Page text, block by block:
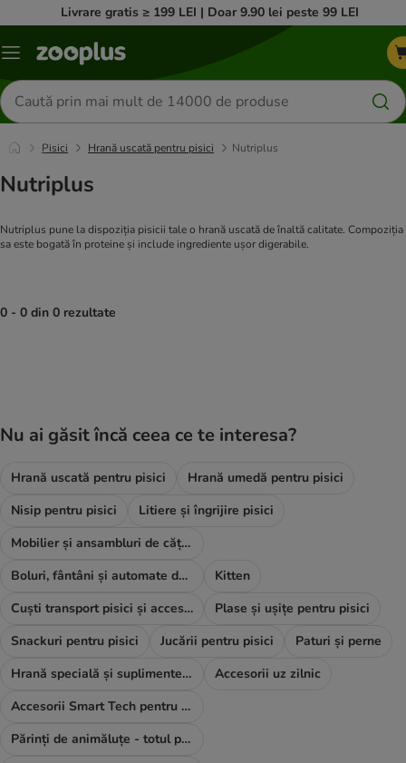
Livrare gratis ≥ 199 LEI | Doar 9.90 lei peste 99 LEI
Categorii
Căutare
produse
Pisici Hrană uscată pentru pisici Nutriplus
Nutriplus
Nutriplus pune la dispoziția pisicii tale o hrană uscată de înaltă calitate. Compoziția
sa este bogată în proteine și include ingrediente ușor digerabile.
0 - 0 din 0 rezultate
Nu ai găsit încă ceea ce te interesa?
Hrană uscată pentru pisici
Hrană umedă pentru pisici
Nisip pentru pisici
Litiere și îngrijire pisici
Mobilier și ansambluri de cățărat
Boluri, fântâni și automate de hrană
Kitten
Cuști transport pisici și accesorii
Plase și ușițe pentru pisici
Snackuri pentru pisici
Jucării pentru pisici
Paturi și perne
Hrană specială și suplimente alimentare
Accesorii uz zilnic
Accesorii Smart Tech pentru pisici
Părinți de animăluțe - totul pentru TINE